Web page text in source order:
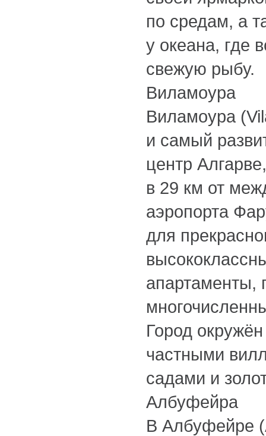
по средам, а
у океана, где
свежую рыбу.
Виламоура
Виламоура
и самый
центр
в 29 км от
аэропорта
для
апартаменты,
Город
частными
садами и
Албуфейра
В Албуфейре